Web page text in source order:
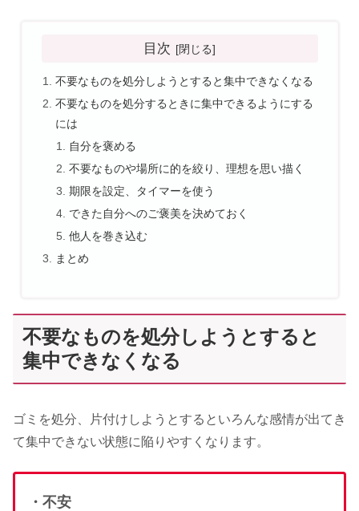
目次
不要なものを処分しようとすると集中できなくなる
不要なものを処分するときに集中できるようにする
には
自分を褒める
不要なものや場所に的を絞り、理想を思い描く
期限を設定、タイマーを使う
できた自分へのご褒美を決めておく
他人を巻き込む
まとめ
不要なものを処分しようとすると
集中できなくなる
ゴミを処分、片付けしようとするといろんな感情が出てき
て集中できない状態に陥りやすくなります。
・不安